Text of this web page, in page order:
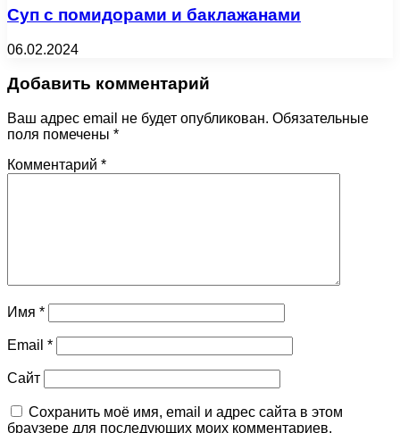
Суп с помидорами и баклажанами
06.02.2024
Добавить комментарий
Ваш адрес email не будет опубликован. Обязательные
поля помечены *
Комментарий *
Имя *
Email *
Сайт
Сохранить моё имя, email и адрес сайта в этом
браузере для последующих моих комментариев.